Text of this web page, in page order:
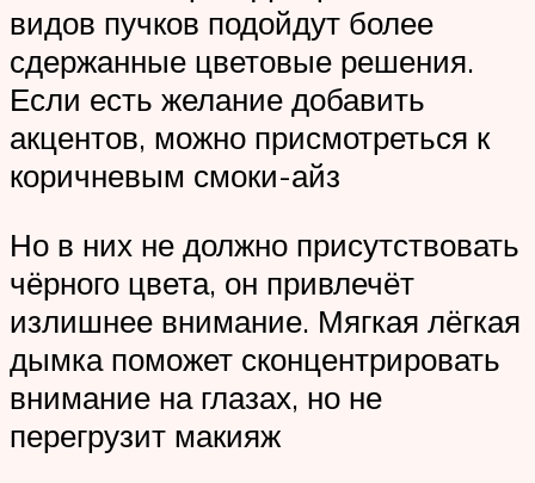
видов пучков подойдут более
сдержанные цветовые решения.
Если есть желание добавить
акцентов, можно присмотреться к
коричневым смоки-айз
Но в них не должно присутствовать
чёрного цвета, он привлечёт
излишнее внимание. Мягкая лёгкая
дымка поможет сконцентрировать
внимание на глазах, но не
перегрузит макияж